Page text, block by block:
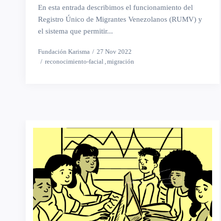
En esta entrada describimos el funcionamiento del
Registro Único de Migrantes Venezolanos (RUMV) y
el sistema que permitir...
Fundación Karisma
27 Nov 2022
reconocimiento-facial migración